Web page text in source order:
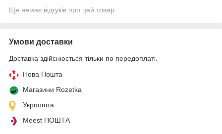
Ще немає відгуків про цей товар
Умови доставки
Доставка здійснюється тільки по передоплаті.
Нова Пошта
Магазини Rozetka
Укрпошта
Meest ПОШТА